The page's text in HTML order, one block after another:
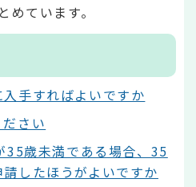
めています。
手すればよいですか
さい
35歳未満である場合、35
したほうがよいですか